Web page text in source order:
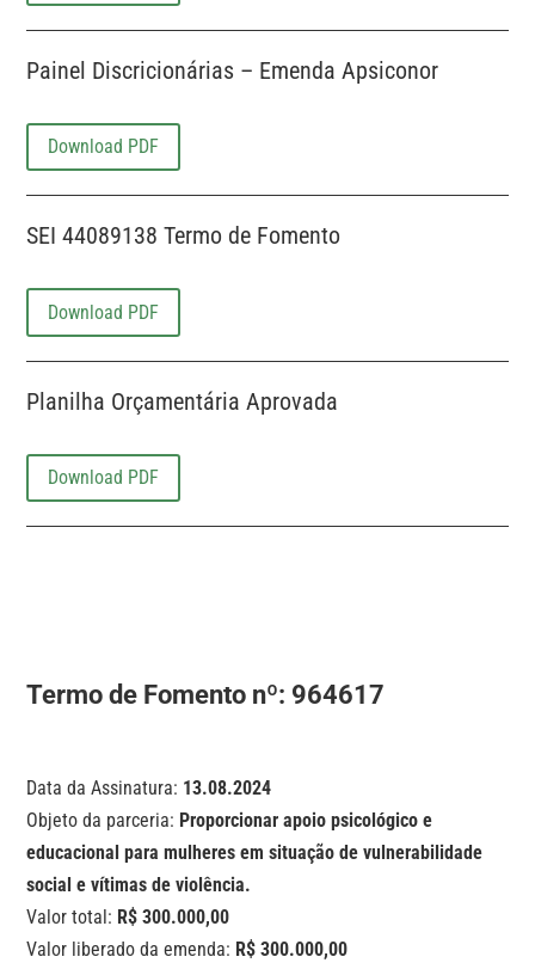
Painel Discricionárias – Emenda Apsiconor
Download PDF
SEI 44089138 Termo de Fomento
Download PDF
Planilha Orçamentária Aprovada
Download PDF
Termo de Fomento nº: 964617
Data da Assinatura: 13.08.2024
Objeto da parceria: Proporcionar apoio psicológico e
educacional para mulheres em situação de vulnerabilidade
social e vítimas de violência.
Valor total: R$ 300.000,00
Valor liberado da emenda: R$ 300.000,00